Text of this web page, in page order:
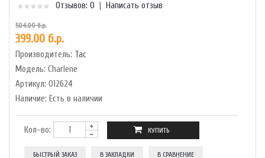
Отзывов: 0 Написать отзыв
504.00 б.р.
399.00 б.р.
Производитель: Tac
Модель: Charlene
Артикул: 012624
Наличие: Есть в наличии
Кол-во:
БЫСТРЫЙ ЗАКАЗ В ЗАКЛАДКИ В СРАВНЕНИЕ